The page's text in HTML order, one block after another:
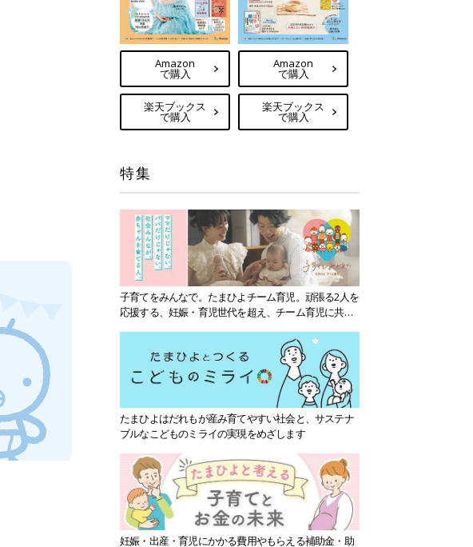
Amazon
で購入
楽天ブックス
で購入
Amazon
で購入
楽天ブックス
で購入
特集
子育てをみんなで。たまひよチーム育児。頑張る2人を
応援する、妊娠・育児世代を超え、チーム育児に共感
たまひよはだれもが産み育てやすい社会と、サステナ
ブルなこどものミライの実現をめざします
妊娠・出産・育児にかかる費用やもらえる補助金・助